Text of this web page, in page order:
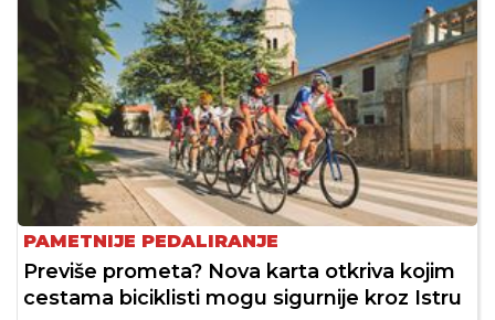
PAMETNIJE PEDALIRANJE
Previše prometa? Nova karta otkriva kojim
cestama biciklisti mogu sigurnije kroz Istru